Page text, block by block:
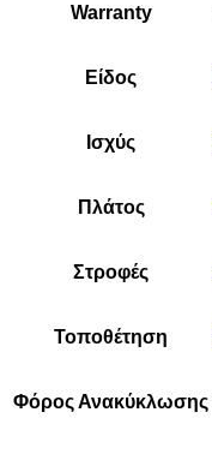
Warranty
Είδος
Ισχύς
Πλάτος
Στροφές
Τοποθέτηση
Φόρος Ανακύκλωσης